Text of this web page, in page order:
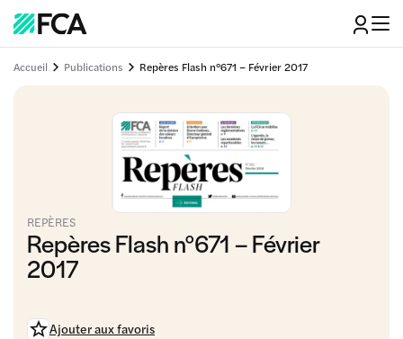
Accueil Publications Repères Flash n°671 – Février 2017
REPÈRES
Repères Flash n°671 – Février
2017
Ajouter aux favoris